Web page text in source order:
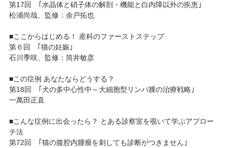
第17回 ｢水晶体と硝子体の解剖・機能と白内障以外の疾患｣
松浦尚哉、監修：余戸拓也
■ここからはじめる！ 産科のファーストステップ
第６回 ｢猫の妊娠｣
石川季咲、監修：筒井敏彦
■この症例 あなたならどうする？
第18回 ｢犬の多中心性中～大細胞型リンパ腫の治療戦略｣
一萬田正直
■こんな症例に出会ったら？ とある診察室を覗いて学ぶアプロー
チ法
第72回 ｢猫の腹腔内腫瘤を刺しても診断がつきません｣